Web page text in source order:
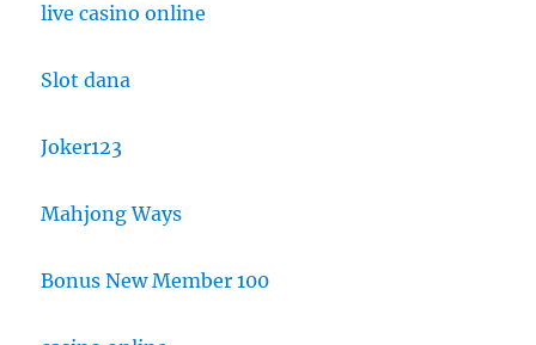
live casino online
Slot dana
Joker123
Mahjong Ways
Bonus New Member 100